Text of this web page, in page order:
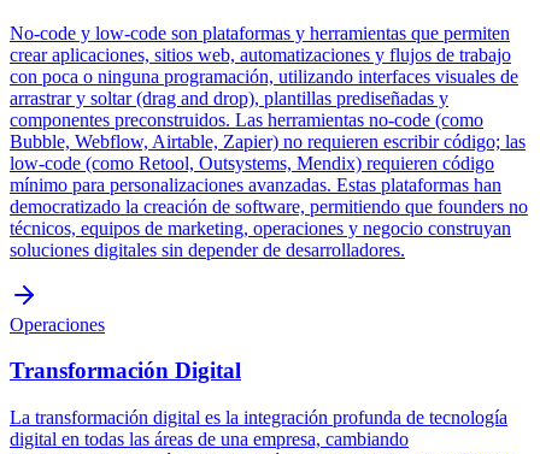
No-code y low-code son plataformas y herramientas que permiten
crear aplicaciones, sitios web, automatizaciones y flujos de trabajo
con poca o ninguna programación, utilizando interfaces visuales de
arrastrar y soltar (drag and drop), plantillas prediseñadas y
componentes preconstruidos. Las herramientas no-code (como
Bubble, Webflow, Airtable, Zapier) no requieren escribir código; las
low-code (como Retool, Outsystems, Mendix) requieren código
mínimo para personalizaciones avanzadas. Estas plataformas han
democratizado la creación de software, permitiendo que founders no
técnicos, equipos de marketing, operaciones y negocio construyan
soluciones digitales sin depender de desarrolladores.
Operaciones
Transformación Digital
La transformación digital es la integración profunda de tecnología
digital en todas las áreas de una empresa, cambiando